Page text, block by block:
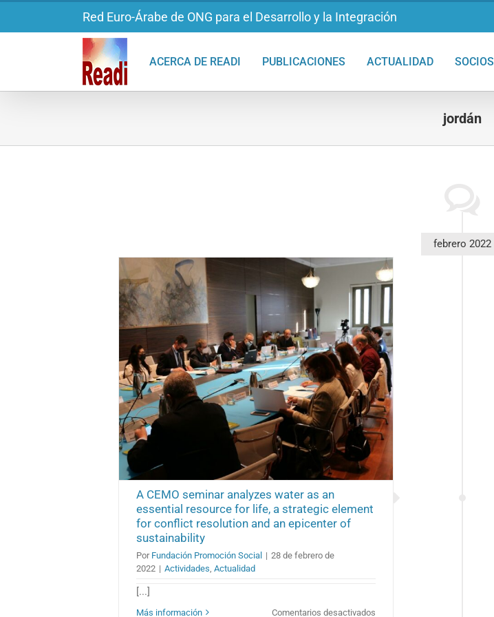
Red Euro-Árabe de ONG para el Desarrollo y la Integración
ACERCA DE READI PUBLICACIONES ACTUALIDAD SOCIOS
jordán
febrero 2022
A CEMO seminar analyzes water as an
essential resource for life, a strategic element
for conflict resolution and an epicenter of
sustainability
Por Fundación Promoción Social | 28 de febrero de
2022 | Actividades Actualidad
[...]
Más información Comentarios desactivados